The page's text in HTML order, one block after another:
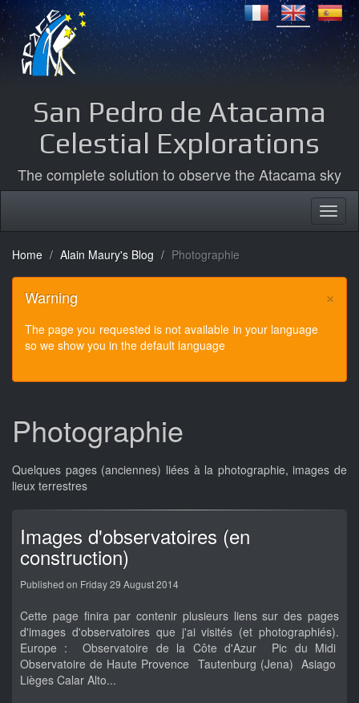
San Pedro de Atacama
Celestial Explorations
The complete solution to observe the Atacama sky
Home Alain Maury's Blog Photographie
×
Warning
The page you requested is not available in your language
so we show you in the default language
Photographie
Quelques pages (anciennes) liées à la photographie, images de
lieux terrestres
Images d'observatoires (en
construction)
Published on Friday 29 August 2014
Cette page finira par contenir plusieurs liens sur des pages
d'images d'observatoires que j'ai visités (et photographiés).
Europe : Observatoire de la Côte d'Azur Pic du Midi
Observatoire de Haute Provence Tautenburg (Jena) Asiago
Lièges Calar Alto...